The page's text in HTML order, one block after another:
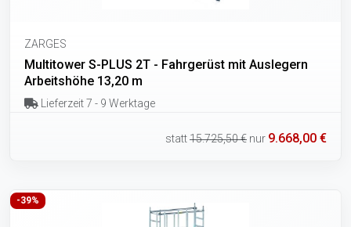
ZARGES
Multitower S-PLUS 2T - Fahrgerüst mit Auslegern
Arbeitshöhe 13,20 m
Lieferzeit 7 - 9 Werktage
statt15.725,50 € nur 9.668,00 €
-39%